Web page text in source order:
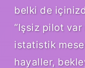
belki de
“Işsiz pilot var
istatistik
hayaller,